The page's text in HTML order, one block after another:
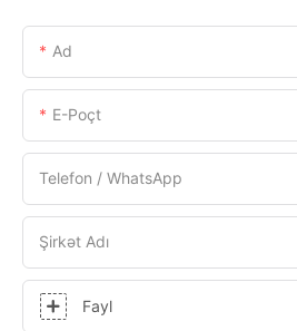
Ad
E-Poçt
Telefon / WhatsApp
Şirkət Adı
Fayl